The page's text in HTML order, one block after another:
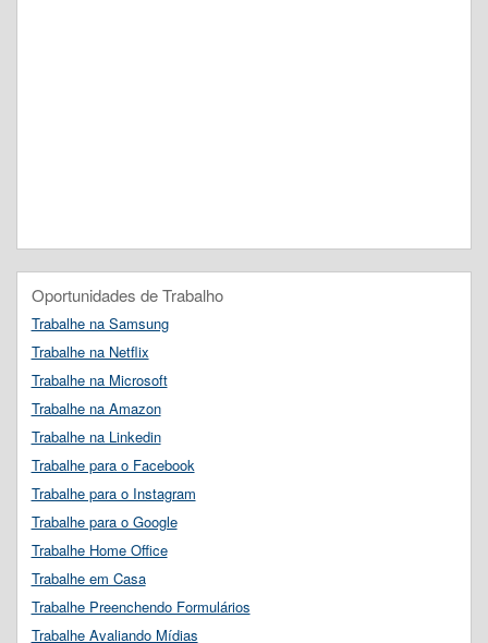
Oportunidades de Trabalho
Trabalhe na Samsung
Trabalhe na Netflix
Trabalhe na Microsoft
Trabalhe na Amazon
Trabalhe na Linkedin
Trabalhe para o Facebook
Trabalhe para o Instagram
Trabalhe para o Google
Trabalhe Home Office
Trabalhe em Casa
Trabalhe Preenchendo Formulários
Trabalhe Avaliando Mídias